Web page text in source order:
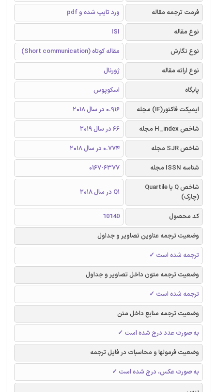
فرمت ترجمه مقاله
ورد تایپ شده و pdf
نوع مقاله
ISI
نوع نگارش
مقاله کوتاه (Short communication)
نوع ارائه مقاله
ژورنال
پایگاه
اسکوپوس
ایمپکت فاکتور(IF) مجله
0.916 در سال 2018
شاخص H_index مجله
66 در سال 2019
شاخص SJR مجله
0.774 در سال 2018
شناسه ISSN مجله
0167-6377
شاخص Q یا Quartile
(چارک)
Q1 در سال 2018
کد محصول
10140
وضعیت ترجمه عناوین تصاویر و جداول
ترجمه شده است ✓
وضعیت ترجمه متون داخل تصاویر و جداول
ترجمه شده است ✓
وضعیت ترجمه منابع داخل متن
به صورت عدد درج شده است ✓
وضعیت فرمولها و محاسبات در فایل ترجمه
به صورت عکس، درج شده است ✓